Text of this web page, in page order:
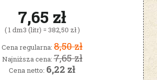
7,65 zł
( 1 dm3 (litr) = 382,50 zł )
Cena regularna: 8,50 zł
Najniższa cena:7,65 zł
Cena netto: 6,22 zł